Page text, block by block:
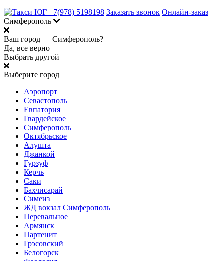
+7(978) 5198198 Заказать звонок Онлайн-заказ
Симферополь
Ваш город — Симферополь?
Да, все верно
Выбрать другой
Выберите город
Аэропорт
Севастополь
Евпатория
Гвардейское
Симферополь
Октябрьское
Алушта
Джанкой
Гурзуф
Керчь
Саки
Бахчисарай
Симеиз
ЖД вокзал Симферополь
Перевальное
Армянск
Партенит
Грэсовский
Белогорск